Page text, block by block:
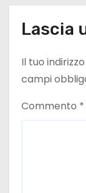
Lascia
Il tuo
campi
Commento *